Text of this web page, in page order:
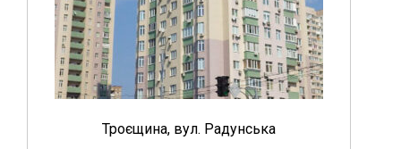
Троєщина, вул. Радунська